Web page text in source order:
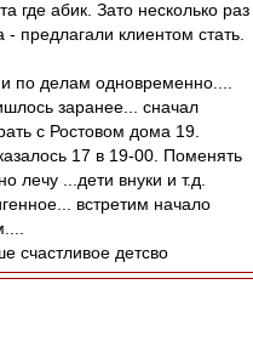
где абик. Зато несколько раз
- предлагали клиентом стать.
по делам одновременно....
заранее... сначал
с Ростовом дома 19.
17 в 19-00. Поменять
лечу ...дети внуки и т.д.
встретим начало
счастливое детсво